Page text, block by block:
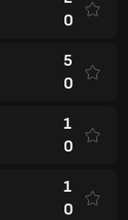
0
5
0
1
0
1
0